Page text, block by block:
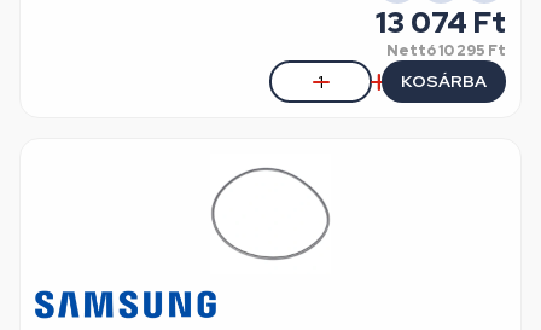
13 074 Ft
Nettó10 295 Ft
KOSÁRBA